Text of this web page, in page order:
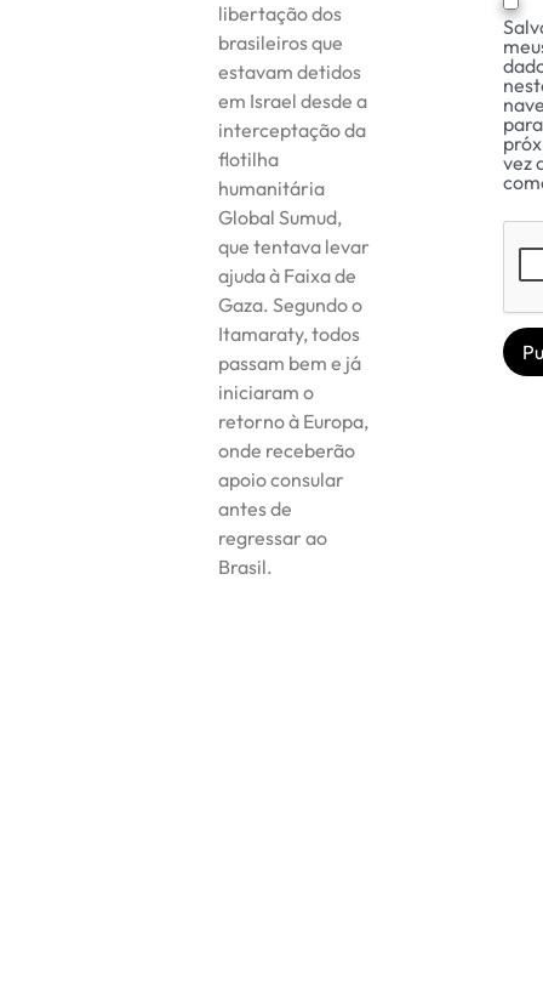
libertação dos
brasileiros que
estavam detidos
em Israel desde a
interceptação da
flotilha
humanitária
Global Sumud,
que tentava levar
ajuda à Faixa de
Gaza. Segundo o
Itamaraty, todos
passam bem e já
iniciaram o
retorno à Europa,
onde receberão
apoio consular
antes de
regressar ao
Brasil.
vez